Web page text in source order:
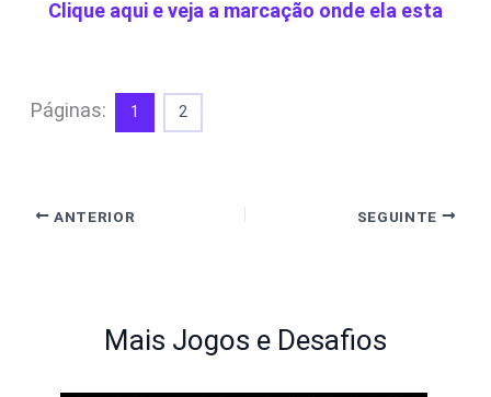
Clique aqui e veja a marcação onde ela esta
Páginas: 1 2
ANTERIOR SEGUINTE
Mais Jogos e Desafios